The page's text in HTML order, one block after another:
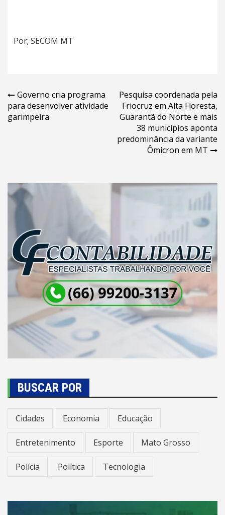
Por; SECOM MT
Navegação
de
Governo cria programa
para desenvolver atividade
garimpeira
Pesquisa coordenada pela
Friocruz em Alta Floresta,
Guarantã do Norte e mais
38 municípios aponta
predominância da variante
Ômicron em MT
BUSCAR POR
Cidades Economia Educação
Entretenimento Esporte Mato Grosso
Polícia Política Tecnologia